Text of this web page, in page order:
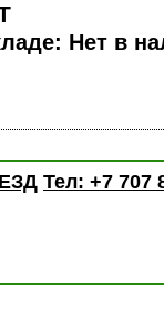
Нет в
Тел: +7 707